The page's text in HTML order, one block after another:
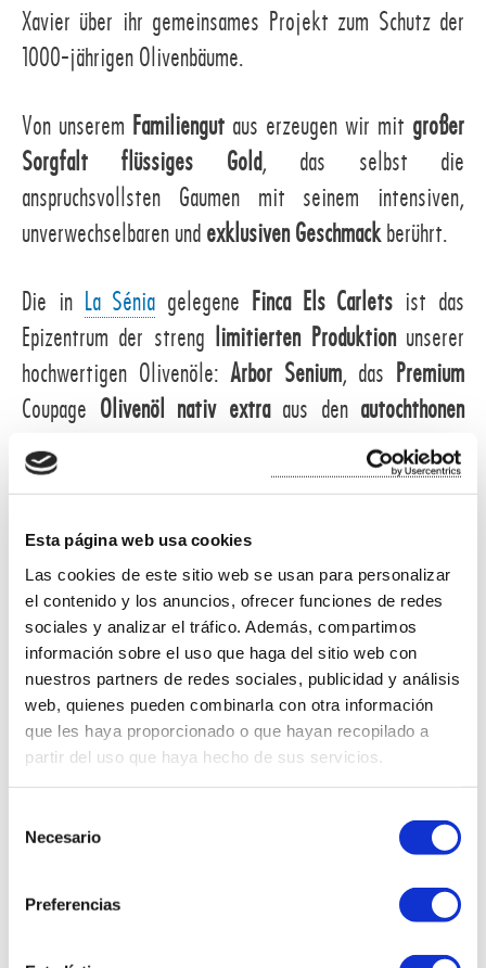
Esta página web usa cookies
Las cookies de este sitio web se usan para personalizar
el contenido y los anuncios, ofrecer funciones de redes
sociales y analizar el tráfico. Además, compartimos
información sobre el uso que haga del sitio web con
nuestros partners de redes sociales, publicidad y análisis
web, quienes pueden combinarla con otra información
que les haya proporcionado o que hayan recopilado a
partir del uso que haya hecho de sus servicios.
Necesario
Preferencias
Xavier über ihr gemeinsames Projekt zum Schutz der
1000-jährigen Olivenbäume.
Von unserem Familiengut aus erzeugen wir mit großer
Sorgfalt
flüssiges Gold, das selbst die
anspruchsvollsten Gaumen mit seinem intensiven,
unverwechselbaren und exklusiven Geschmackberührt.
Die in La Sénia gelegene Finca Els Carlets ist das
Epizentrum der streng limitierten Produktionunserer
hochwertigen Olivenöle:Arbor Senium, das Premium
Coupage Olivenöl nativ extraaus den autochthonen
Sorten
, unserLuxus
Premium Olivenöl nativ extra
aus Früchten der überaus
tausendjährigen Olivenbäumen
Natur, geformt vom Vergehen der Zeit, die von der
Welternährungsorganisation(FAO)anerkannt sind als
erhaltenswertes landwirtschaftliches
Produktionssystem von globaler Bedeutung(GIAHS).
Premium Olivenöl nativ extraist fürMil&Un Verd
diesem Grund bringen wir unsere Oliven nur zu den
professionellen Beratung durch das Institut für